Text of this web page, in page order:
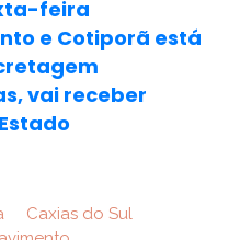
feira
e Cotiporã está
vai receber
Caxias do Sul